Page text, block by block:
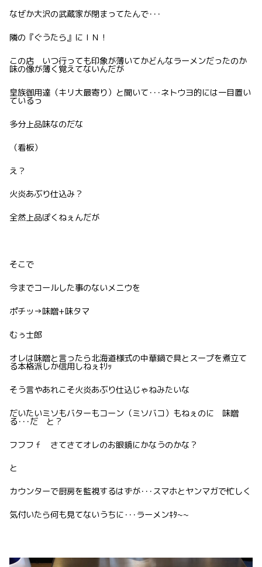
なぜか大沢の武蔵家が閉まってたんで･･･
隣の『ぐうたら』にＩＮ！
この店 いつ行っても印象が薄いてかどんなラーメンだったのか
味の像が薄く覚えてないんだが
皇族御用達（キリ大最寄り）と聞いて･･･ネトウヨ的には一目置い
ているっ
多分上品味なのだな
（看板）
え？
火炎あぶり仕込み？
全然上品ぽくねぇんだが
そこで
今までコールした事のないメニウを
ポチッ→味噌+味タマ
むぅ士郎
オレは味噌と言ったら北海道様式の中華鍋で具とスープを煮立て
る本格派しか信用しねぇｷﾘｯ
そう言やあれこそ火炎あぶり仕込じゃねみたいな
だいたいミソもバターもコーン（ミソバコ）もねぇのに 味噌
る･･･だ と？
フフフｆ さてさてオレのお眼鏡にかなうのかな？
と
カウンターで厨房を監視するはずが･･･スマホとヤンマガで忙しく
気付いたら何も見てないうちに･･･ラーメンｷﾀ~~